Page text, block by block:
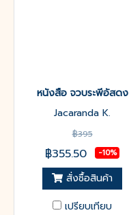
หนังสือ จวบระพีอัสดง
Jacaranda K.
฿395
฿355.50 -10%
สั่งซื้อสินค้า
เปรียบเทียบ